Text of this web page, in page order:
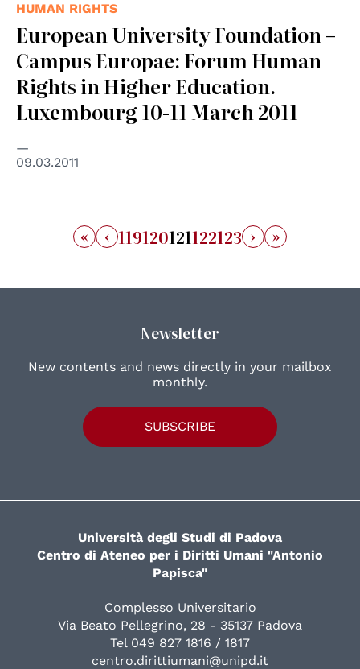
HUMAN RIGHTS
European University Foundation –
Campus Europae: Forum Human
Rights in Higher Education.
Luxembourg 10-11 March 2011
09.03.2011
« ‹ 119120121122123 › »
Newsletter
New contents and news directly in your mailbox
monthly.
SUBSCRIBE
Università degli Studi di Padova
Centro di Ateneo per i Diritti Umani "Antonio
Papisca"
Complesso Universitario
Via Beato Pellegrino, 28 - 35137 Padova
Tel 049 827 1816 / 1817
centro.dirittiumani@unipd.it